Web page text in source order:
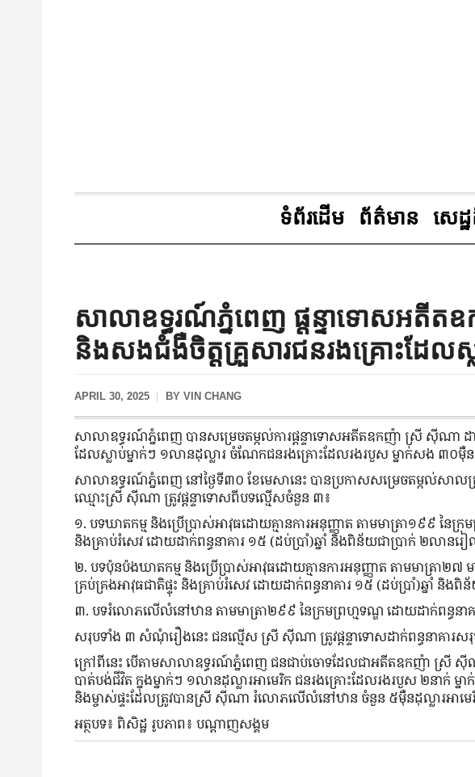
ទំព័រដើម ព័ត៌មាន សេដ្ឋ
សាលាឧទ្ធរណ៍ភ្នំពេញ ផ្តន្ទាទោសអតី
និងសងជំងឺចិត្តគ្រួសារជនរងគ្រោះដែលស្
APRIL 30, 2025 BY VIN CHANG
សាលាឧទ្ធរណ៍ភ្នំពេញ បានសម្រេចតម្កល់ការផ្តន្ទាទោសអតីតឧកញ៉ា ស្រី ស៊ីណា ដ
ដែលស្លាប់ម្នាក់ៗ ១លានដុល្លារ ចំណែកជនរងគ្រោះដែលរងរបួស ម្នាក់សង ៣០ម៉ឺ
សាលាឧទ្ធរណ៍ភ្នំពេញ នៅថ្ងៃទី៣០ ខែមេសានេះ បានប្រកាសសម្រេចតម្កល់សា
ឈ្មោះស្រី ស៊ីណា ត្រូវផ្តន្ទាទោសពីបទល្មើសចំនួន ៣៖
១. បទឃាតកម្ម និងប្រើប្រាស់អាវុធដោយគ្មានការអនុញ្ញាត តាមមាត្រា១៩៩ នៃក្រ
និងគ្រាប់រំសេវ ដោយដាក់ពន្ធនាគារ ១៥ (ដប់ប្រាំ)ឆ្នាំ និងពិន័យជាប្រាក់ ២លានរ
២. បទប៉ុនប៉ងឃាតកម្ម និងប្រើប្រាស់អាវុធដោយគ្មានការអនុញ្ញាត តាមមាត្រា២៧
គ្រប់គ្រងអាវុធជាតិផ្ទុះ និងគ្រាប់រំសេវ ដោយដាក់ពន្ធនាគារ ១៥ (ដប់ប្រាំ)ឆ្នាំ និ
៣. បទរំលោភលើលំនៅឋាន តាមមាត្រា២៩៩ នៃក្រមព្រហ្មទណ្ឌ ដោយដាក់ពន្ធន
សរុបទាំង ៣ សំណុំរឿងនេះ ជនល្មើស ស្រី ស៊ីណា ត្រូវផ្តន្ទាទោសដាក់ពន្ធនាគារ
ក្រៅពីនេះ បើតាមសាលាឧទ្ធរណ៍ភ្នំពេញ ជនជាប់ចោទដែលជាអតីតឧកញ៉ា ស្រី
បាត់បង់ជីវិត ក្នុងម្នាក់ៗ ១លានដុល្លារអាមេរិក ជនរងគ្រោះដែលរងរបួស ២​នាក់ ម្ន
និងម្ចាស់ផ្ទះដែលត្រូវបានស្រី ស៊ីណា រំលោភលើលំនៅឋាន ចំនួន ៥ម៉ឺនដុល្លារអាម
អត្ថបទ៖ ពិសិដ្ឋ រូបភាព៖ បណ្តាញសង្គម